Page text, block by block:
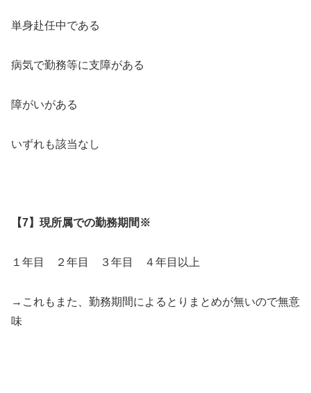
単身赴任中である
病気で勤務等に支障がある
障がいがある
いずれも該当なし
【7】現所属での勤務期間※
１年目 ２年目 ３年目 ４年目以上
→これもまた、勤務期間によるとりまとめが無いので無意
味